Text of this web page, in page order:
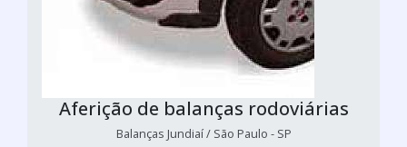
Aferição de balanças rodoviárias
Balanças Jundiaí / São Paulo - SP